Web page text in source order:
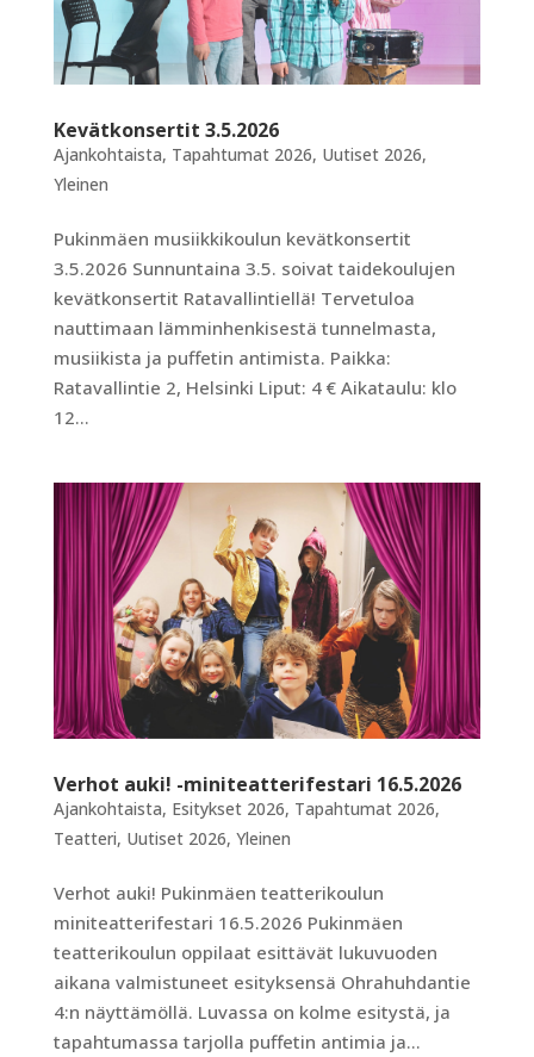
Kevätkonsertit 3.5.2026
Ajankohtaista, Tapahtumat 2026, Uutiset 2026,
Yleinen
Pukinmäen musiikkikoulun kevätkonsertit
3.5.2026 Sunnuntaina 3.5. soivat taidekoulujen
kevätkonsertit Ratavallintiellä! Tervetuloa
nauttimaan lämminhenkisestä tunnelmasta,
musiikista ja puffetin antimista. Paikka:
Ratavallintie 2, Helsinki Liput: 4 € Aikataulu: klo
12...
Verhot auki! -miniteatterifestari 16.5.2026
Ajankohtaista, Esitykset 2026, Tapahtumat 2026,
Teatteri, Uutiset 2026, Yleinen
Verhot auki! Pukinmäen teatterikoulun
miniteatterifestari 16.5.2026 Pukinmäen
teatterikoulun oppilaat esittävät lukuvuoden
aikana valmistuneet esityksensä Ohrahuhdantie
4:n näyttämöllä. Luvassa on kolme esitystä, ja
tapahtumassa tarjolla puffetin antimia ja...